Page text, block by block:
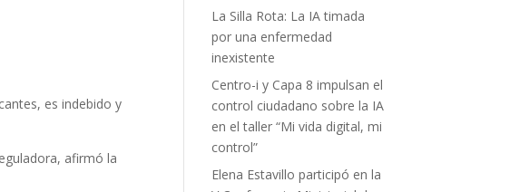
es indebido y
afirmó la
La Silla Rota: La IA timada
por una enfermedad
inexistente
Centro-i y Capa 8 impulsan el
control ciudadano sobre la IA
en el taller “Mi vida digital, mi
control”
Elena Estavillo participó en la